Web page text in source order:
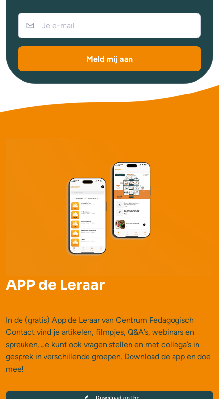
Meld mij aan
APP de Leraar
In de (gratis) App de Leraar van Centrum Pedagogisch
Contact vind je artikelen, filmpjes, Q&A’s, webinars en
spreuken. Je kunt ook vragen stellen en met collega’s in
gesprek in verschillende groepen. Download de app en doe
mee!